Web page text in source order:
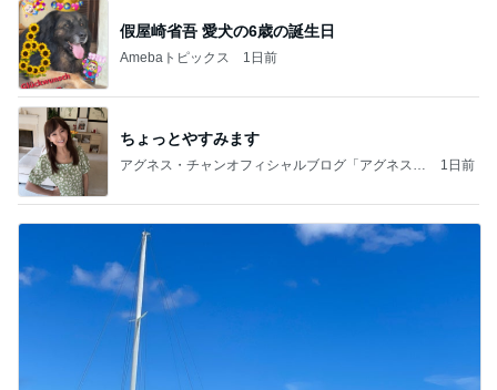
假屋崎省吾 愛犬の6歳の誕生日
Amebaトピックス 1日前
ちょっとやすみます
アグネス・チャンオフィシャルブログ「アグネスち
1日前